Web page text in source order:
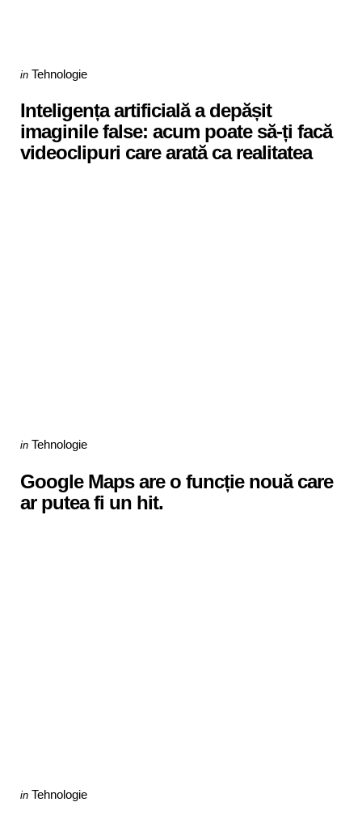
Categories
Posted
in Tehnologie
Inteligența artificială a depășit
imaginile false: acum poate să-ți facă
videoclipuri care arată ca realitatea
Categories
Posted
in Tehnologie
Google Maps are o funcție nouă care
ar putea fi un hit.
Categories
Posted
in Tehnologie